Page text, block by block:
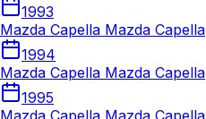
1993
Mazda Capella Mazda Capella
1994
Mazda Capella Mazda Capella
1995
Mazda Capella Mazda Capella